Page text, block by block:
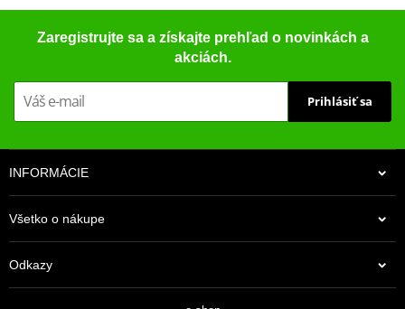
Zaregistrujte sa a získajte prehľad o novinkách a
akciách.
Prihlásiť sa
INFORMÁCIE
Všetko o nákupe
Odkazy